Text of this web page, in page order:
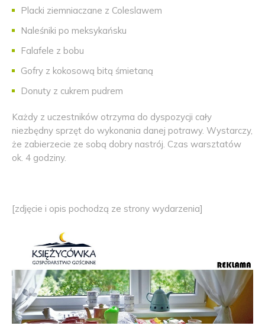
Placki ziemniaczane z Coleslawem
Naleśniki po meksykańsku
Falafele z bobu
Gofry z kokosową bitą śmietaną
Donuty z cukrem pudrem
Każdy z uczestników otrzyma do dyspozycji cały
niezbędny sprzęt do wykonania danej potrawy. Wystarczy,
że zabierzecie ze sobą dobry nastrój. Czas warsztatów
ok. 4 godziny.
[zdjęcie i opis pochodzą ze strony wydarzenia]